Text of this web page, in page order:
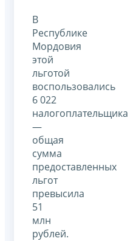
В
Республике
Мордовия
этой
льготой
воспользовались
6 022
налогоплательщика
—
общая
сумма
предоставленных
льгот
превысила
51
млн
рублей.